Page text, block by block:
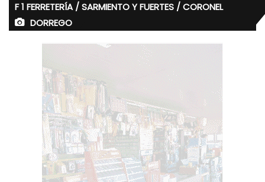
F 1 FERRETERÍA / SARMIENTO Y FUERTES / CORONEL
DORREGO